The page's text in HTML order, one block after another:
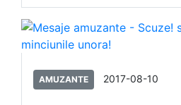
AMUZANTE 2017-08-10